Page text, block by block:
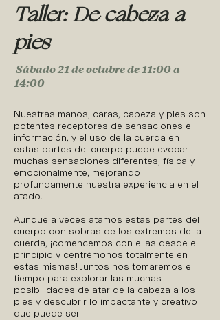
Taller: De cabeza a
pies
Sábado 21 de octubre de 11:00 a
14:00
Nuestras manos, caras, cabeza y pies son
potentes receptores de sensaciones e
información, y el uso de la cuerda en
estas partes del cuerpo puede evocar
muchas sensaciones diferentes, física y
emocionalmente, mejorando
profundamente nuestra experiencia en el
atado.
Aunque a veces atamos estas partes del
cuerpo con sobras de los extremos de la
cuerda, ¡comencemos con ellas desde el
principio y centrémonos totalmente en
estas mismas! Juntos nos tomaremos el
tiempo para explorar las muchas
posibilidades de atar de la cabeza a los
pies y descubrir lo impactante y creativo
que puede ser.